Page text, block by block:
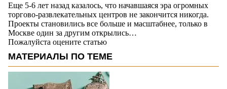
Еще 5-6 лет назад казалось, что начавшаяся эра огромных
торгово-развлекательных центров не закончится никогда.
Проекты становились все больше и масштабнее, только в
Москве один за другим открылись…
Пожалуйста оцените статью
МАТЕРИАЛЫ ПО ТЕМЕ